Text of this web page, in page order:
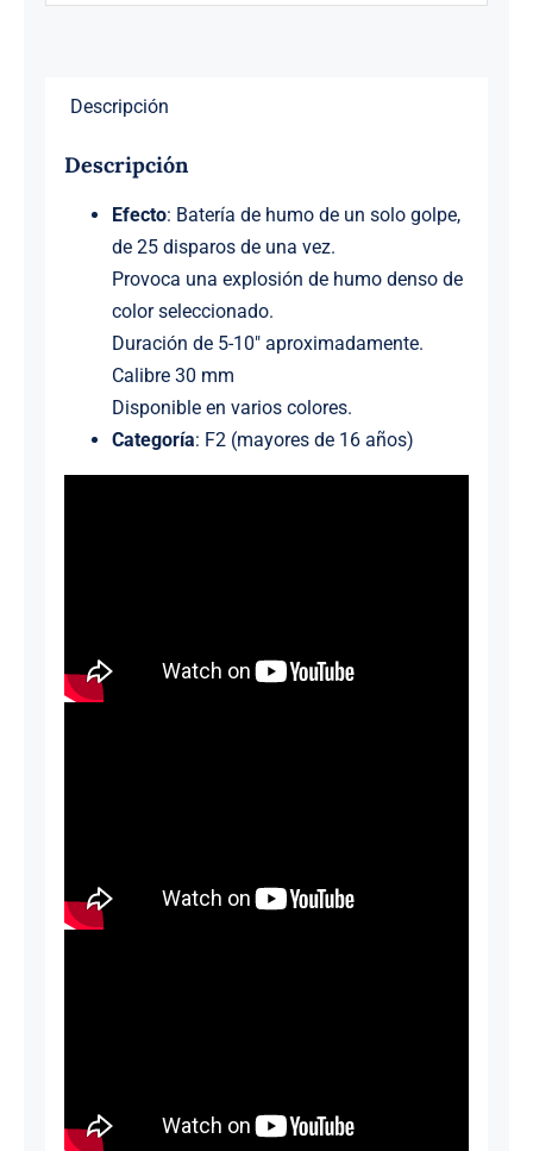
Descripción
Descripción
Efecto: Batería de humo de un solo golpe,
de 25 disparos de una vez.
Provoca una explosión de humo denso de
color seleccionado.
Duración de 5-10″ aproximadamente.
Calibre 30 mm
Disponible en varios colores.
Categoría: F2 (mayores de 16 años)